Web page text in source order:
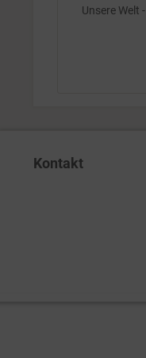
Unsere Welt
Kontakt